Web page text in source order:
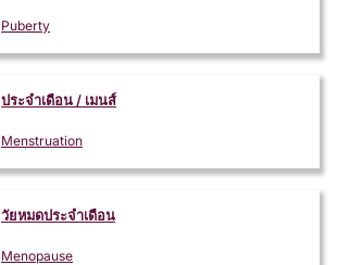
Puberty
ประจำเดือน / เมนส์
Menstruation
วัยหมดประจำเดือน
Menopause